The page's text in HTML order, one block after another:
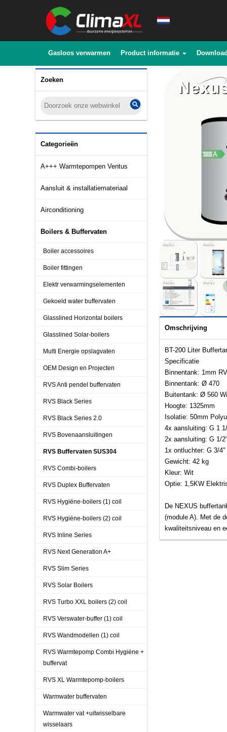
Gasloos verwarmen Product informatie
Zoeken
Categorieën
A+++ Warmtepompen Ventus
Aansluit & installatiemateriaal
Airconditioning
Boilers & Buffervaten
Boiler accessoires
Boiler fittingen
Elektr verwarmingselementen
Gekoeld water buffervaten
Glasslined Horizontal boilers
Glasslined Solar-boilers
Multi Energie opslagvaten
OEM Design en Projecten
RVS Anti pendel buffervaten
RVS Black Series
RVS Black Series 2.0
RVS Bovenaansluitingen
RVS Buffervaten SUS304
RVS Combi-boilers
RVS Duplex Buffervaten
RVS Hygiëne-boilers (1) coil
RVS Hygiëne-boilers (2) coil
RVS Inline Series
RVS Next Generation A+
RVS Slim Series
RVS Solar Boilers
RVS Turbo XXL boilers (2) coil
RVS Verswater-buffer (1) coil
RVS Wandmodellen (1) coil
RVS Warmtepomp Combi Hygiëne +
buffervat
RVS XL Warmtepomp-boilers
Warmwater buffervaten
Warmwater vat +uitwisselbare
wisselaars
Omschrijving
BT-200 Liter
Specificatie
Binnentank: 1mm
Binnentank: Ø 470
Buitentank: Ø 560
Hoogte: 1325mm
Isolatie: 50mm
4x aansluiting: G 1
2x aansluiting: G 1/
1x ontluchter: G 3/
Gewicht: 42 kg
Kleur: Wit
Optie: 1,5KW
De NEXUS
(module A). Met de
kwaliteitsniveau en